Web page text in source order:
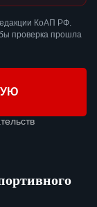
КоАП РФ.
проверка прошла